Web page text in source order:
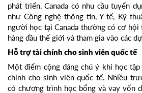
phát triển, Canada có nhu cầu tuyển
như Công nghệ thông tin, Y tế, Kỹ
người học tại Canada thường có cơ
hàng đầu thế giới và tham gia vào các
Hỗ trợ tài chính cho sinh viên quốc tế
Một điểm cộng đáng chú ý khi học
chính cho sinh viên quốc tế. Nhiều
có chương trình học bổng và vay vốn